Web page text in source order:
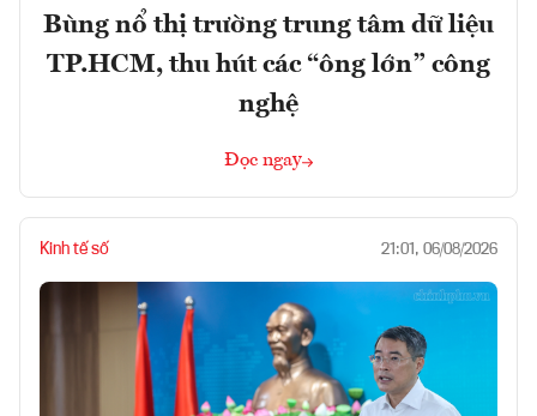
Bùng nổ thị trường trung tâm dữ liệu
TP.HCM, thu hút các “ông lớn” công
nghệ
Đọc ngay
Kinh tế số 21:01, 06/08/2026